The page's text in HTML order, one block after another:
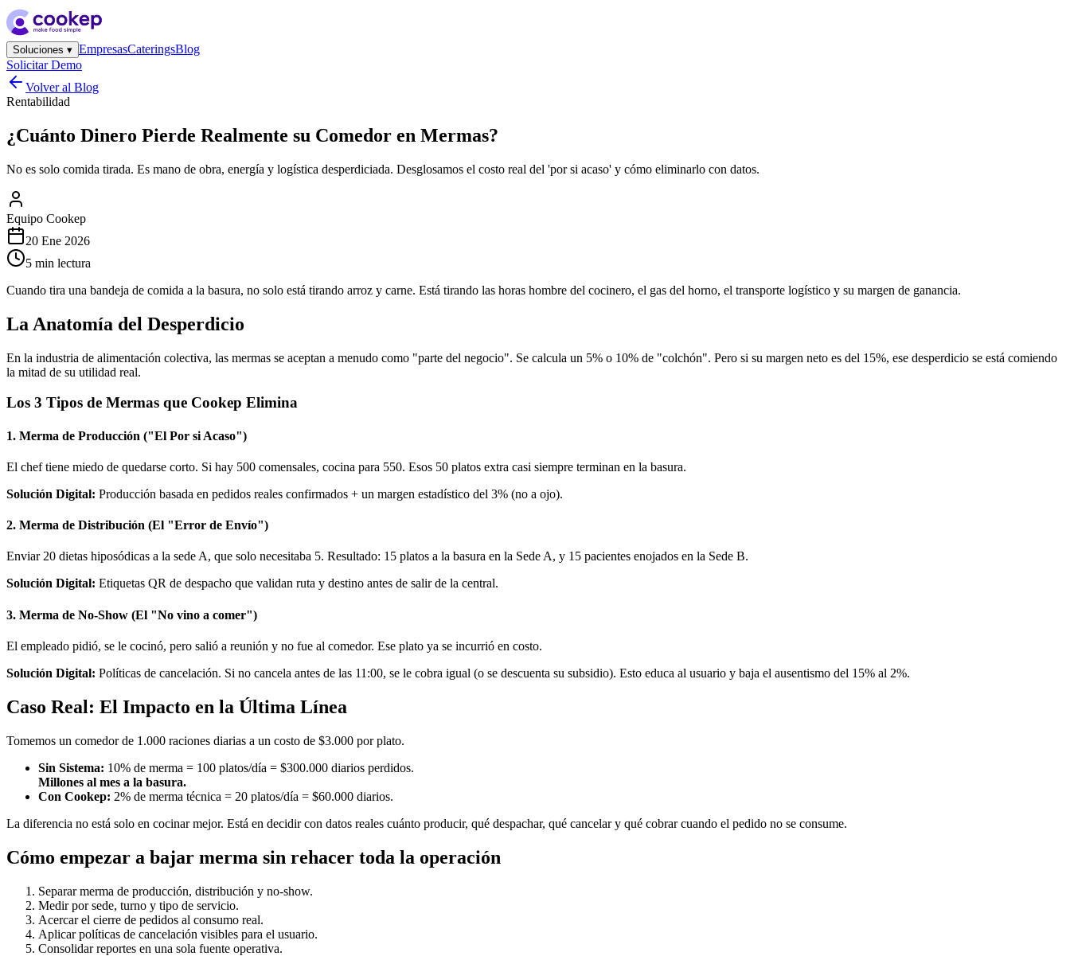
Soluciones ▾ EmpresasCateringsBlog
Solicitar Demo
Volver al Blog
Rentabilidad
¿Cuánto Dinero Pierde Realmente su Comedor en Mermas?
No es solo comida tirada. Es mano de obra, energía y logística desperdiciada. Desglosamos el costo real del 'por si acaso' y cómo eliminarlo con datos.
Equipo Cookep
20 Ene 2026
5 min lectura
Cuando tira una bandeja de comida a la basura, no solo está tirando arroz y carne. Está tirando las horas hombre del cocinero, el gas del horno, el transporte logístico y su margen de ganancia.
La Anatomía del Desperdicio
En la industria de alimentación colectiva, las mermas se aceptan a menudo como "parte del negocio". Se calcula un 5% o 10% de "colchón". Pero si su margen neto es del 15%, ese desperdicio se está comiendo
la mitad de su utilidad real.
Los 3 Tipos de Mermas que Cookep Elimina
1. Merma de Producción ("El Por si Acaso")
El chef tiene miedo de quedarse corto. Si hay 500 comensales, cocina para 550. Esos 50 platos extra casi siempre terminan en la basura.
Solución Digital: Producción basada en pedidos reales confirmados + un margen estadístico del 3% (no a ojo).
2. Merma de Distribución (El "Error de Envío")
Enviar 20 dietas hiposódicas a la sede A, que solo necesitaba 5. Resultado: 15 platos a la basura en la Sede A, y 15 pacientes enojados en la Sede B.
Solución Digital: Etiquetas QR de despacho que validan ruta y destino antes de salir de la central.
3. Merma de No-Show (El "No vino a comer")
El empleado pidió, se le cocinó, pero salió a reunión y no fue al comedor. Ese plato ya se incurrió en costo.
Solución Digital: Políticas de cancelación. Si no cancela antes de las 11:00, se le cobra igual (o se descuenta su subsidio). Esto educa al usuario y baja el ausentismo del 15% al 2%.
Caso Real: El Impacto en la Última Línea
Tomemos un comedor de 1.000 raciones diarias a un costo de $3.000 por plato.
Sin Sistema: 10% de merma = 100 platos/día = $300.000 diarios perdidos.
Millones al mes a la basura.
Con Cookep: 2% de merma técnica = 20 platos/día = $60.000 diarios.
La diferencia no está solo en cocinar mejor. Está en decidir con datos reales cuánto producir, qué despachar, qué cancelar y qué cobrar cuando el pedido no se consume.
Cómo empezar a bajar merma sin rehacer toda la operación
Separar merma de producción, distribución y no-show.
Medir por sede, turno y tipo de servicio.
Acercar el cierre de pedidos al consumo real.
Aplicar políticas de cancelación visibles para el usuario.
Consolidar reportes en una sola fuente operativa.